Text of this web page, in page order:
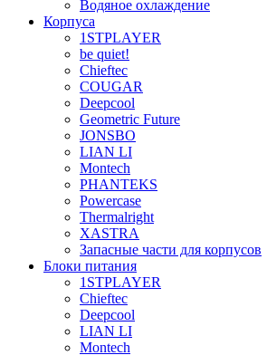
Водяное охлаждение
Корпуса
1STPLAYER
be quiet!
Chieftec
COUGAR
Deepcool
Geometric Future
JONSBO
LIAN LI
Montech
PHANTEKS
Powercase
Thermalright
XASTRA
Запасные части для корпусов
Блоки питания
1STPLAYER
Chieftec
Deepcool
LIAN LI
Montech